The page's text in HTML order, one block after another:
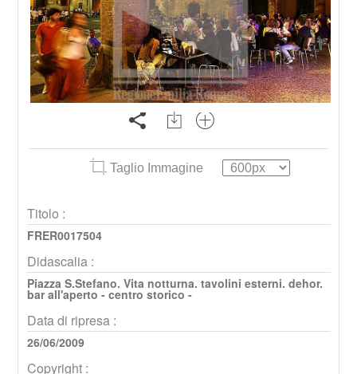
Taglio Immagine
Titolo :
FRER0017504
Didascalia :
Piazza S.Stefano. Vita notturna. tavolini esterni. dehor.
bar all'aperto - centro storico -
Data di ripresa :
26/06/2009
Copyright :